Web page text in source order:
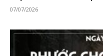
07/07/2026